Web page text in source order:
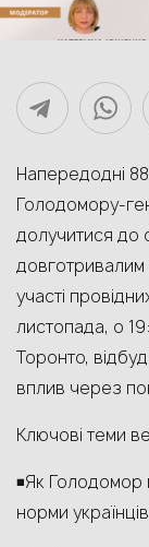
Напередодні
Голодомору-
долучитися до
довготривалим
участі
листопада, о
Торонто,
вплив через
Ключові теми
◾️Як Голодомор
норми